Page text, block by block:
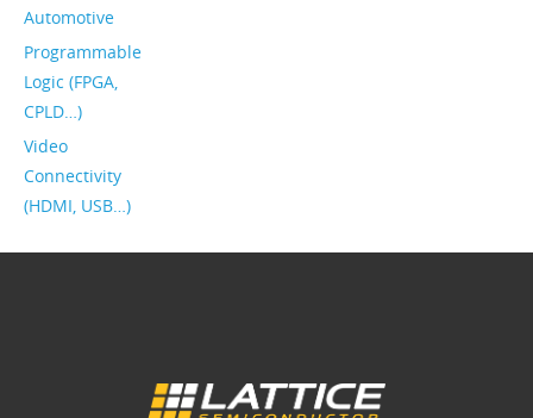
Automotive
Programmable
Logic (FPGA,
CPLD…)
Video
Connectivity
(HDMI, USB…)